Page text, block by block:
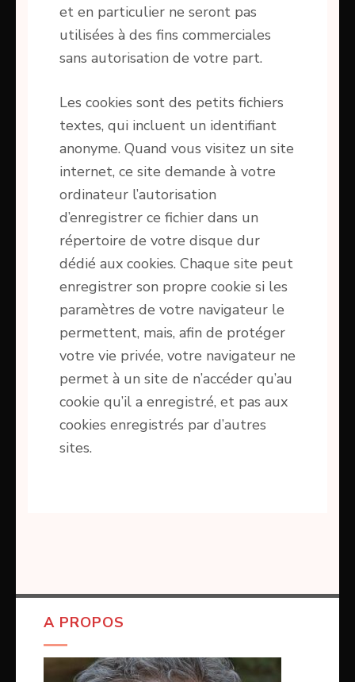
et en particulier ne seront pas
utilisées à des fins commerciales
sans autorisation de votre part.
Les cookies sont des petits fichiers
textes, qui incluent un identifiant
anonyme. Quand vous visitez un site
internet, ce site demande à votre
ordinateur l’autorisation
d’enregistrer ce fichier dans un
répertoire de votre disque dur
dédié aux cookies. Chaque site peut
enregistrer son propre cookie si les
paramètres de votre navigateur le
permettent, mais, afin de protéger
votre vie privée, votre navigateur ne
permet à un site de n’accéder qu’au
cookie qu’il a enregistré, et pas aux
cookies enregistrés par d’autres
sites.
A PROPOS